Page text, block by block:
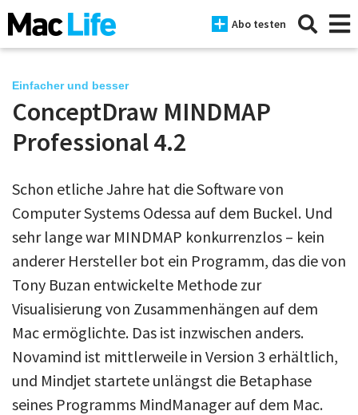
Abo testen
News
Mac
iPad
Tests
Tipps
Magazine
Über uns
Podcast
Einfacher und besser
ConceptDraw MINDMAP
Professional 4.2
Schon etliche Jahre hat die Software von
Computer Systems Odessa auf dem Buckel. Und
sehr lange war MINDMAP konkurrenzlos – kein
anderer Hersteller bot ein Programm, das die von
Tony Buzan entwickelte Methode zur
Visualisierung von Zusammenhängen auf dem
Mac ermöglichte. Das ist inzwischen anders.
Novamind ist mittlerweile in Version 3 erhältlich,
und Mindjet startete unlängst die Betaphase
seines Programms MindManager auf dem Mac.